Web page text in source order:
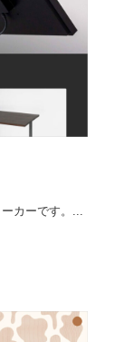
カーです。...